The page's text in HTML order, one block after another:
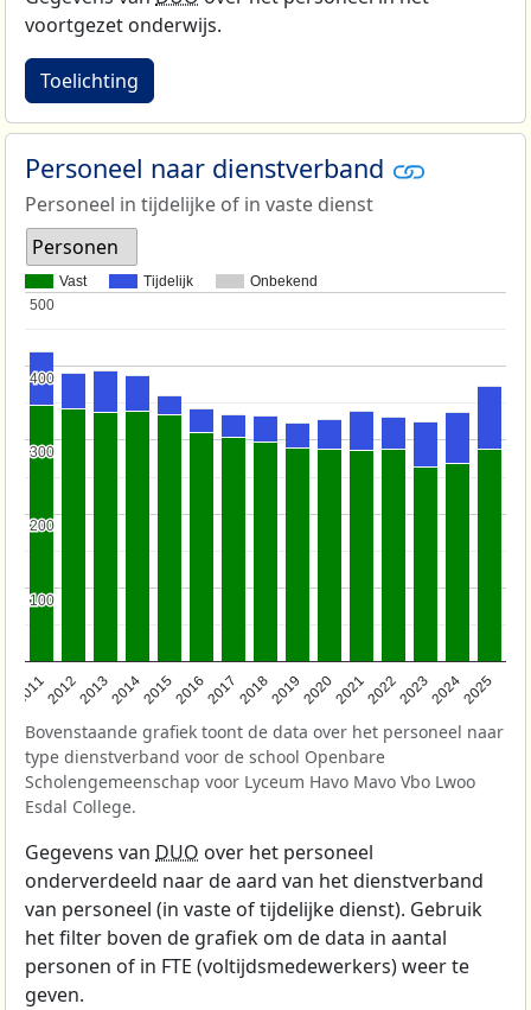
voortgezet onderwijs.
Toelichting
Personeel naar dienstverband
Personeel in tijdelijke of in vaste dienst
Personen
Vast Tijdelijk Onbekend
201120122013201420152016201720182019202020212022202320242025
100
100
200
200
300
300
400
400
500
500
Bovenstaande grafiek toont de data over het personeel naar
type dienstverband voor de school Openbare
Scholengemeenschap voor Lyceum Havo Mavo Vbo Lwoo
Esdal College.
Gegevens van DUO over het personeel
onderverdeeld naar de aard van het dienstverband
van personeel (in vaste of tijdelijke dienst). Gebruik
het filter boven de grafiek om de data in aantal
personen of in FTE (voltijdsmedewerkers) weer te
geven.